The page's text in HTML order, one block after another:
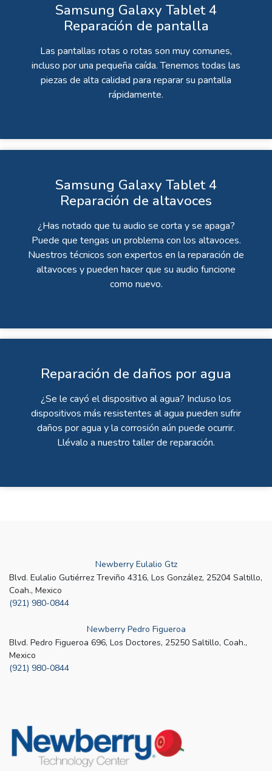
Samsung Galaxy Tablet 4
Reparación de pantalla
Las pantallas rotas o rotas son muy comunes,
incluso por una pequeña caída. Tenemos todas las
piezas de alta calidad para reparar su pantalla
rápidamente.
Samsung Galaxy Tablet 4
Reparación de altavoces
¿Has notado que tu audio se corta y se apaga?
Puede que tengas un problema con los altavoces.
Nuestros técnicos son expertos en la reparación de
altavoces y pueden hacer que su audio funcione
como nuevo.
Reparación de daños por agua
¿Se le cayó el dispositivo al agua? Incluso los
dispositivos más resistentes al agua pueden sufrir
daños por agua y la corrosión aún puede ocurrir.
Llévalo a nuestro taller de reparación.
Newberry Eulalio Gtz
Blvd. Eulalio Gutiérrez Treviño 4316, Los González, 25204 Saltillo,
Coah., Mexico
(921) 980-0844
Newberry Pedro Figueroa
Blvd. Pedro Figueroa 696, Los Doctores, 25250 Saltillo, Coah.,
Mexico
(921) 980-0844